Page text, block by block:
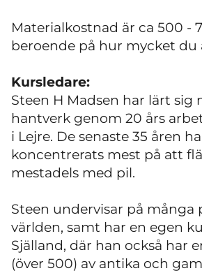
Materialkostnad är ca 500 -
beroende på hur mycket du
Kursledare:
Steen H Madsen har lärt sig
hantverk genom 20 års
i Lejre. De senaste 35 åren
koncentrerats mest på att
mestadels med pil.
Steen undervisar på många
världen, samt har en egen
Själland, där han också har
(över 500) av antika och